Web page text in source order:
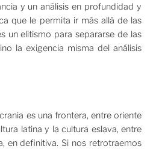
y un análisis en profundidad y
que le permita ir más allá de las
un elitismo para separarse de las
la exigencia misma del análisis
es una frontera, entre oriente
latina y la cultura eslava, entre
en definitiva. Si nos retrotraemos